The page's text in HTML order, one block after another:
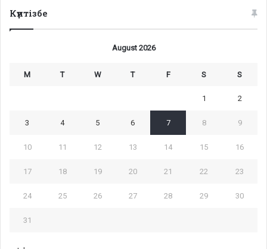
Күнтізбе
August 2026
M T W T F S S
1 2
3 4 5 6 7 8 9
10 11 12 13 14 15 16
17 18 19 20 21 22 23
24 25 26 27 28 29 30
31